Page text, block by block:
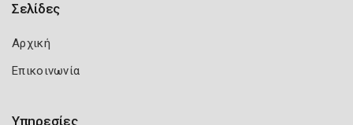
Σελίδες
Αρχική
Επικοινωνία
Υπηρεσίες